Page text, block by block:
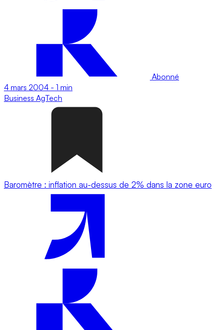
Abonné
4 mars 2004 - 1 min
Business AgTech
Baromètre : inflation au-dessus de 2% dans la zone euro